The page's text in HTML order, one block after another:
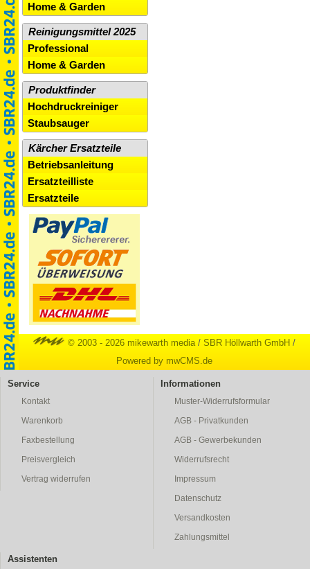
Home & Garden
Reinigungsmittel 2025
Professional
Home & Garden
Produktfinder
Hochdruckreiniger
Staubsauger
Kärcher Ersatzteile
Betriebsanleitung
Ersatzteilliste
Ersatzteile
© 2003 - 2026 mikewarth media / SBR Höllwarth GmbH /
Powered by mwCMS.de
Service
Kontakt
Warenkorb
Faxbestellung
Preisvergleich
Vertrag widerrufen
Informationen
Muster-Widerrufsformular
AGB - Privatkunden
AGB - Gewerbekunden
Widerrufsrecht
Impressum
Datenschutz
Versandkosten
Zahlungsmittel
Assistenten